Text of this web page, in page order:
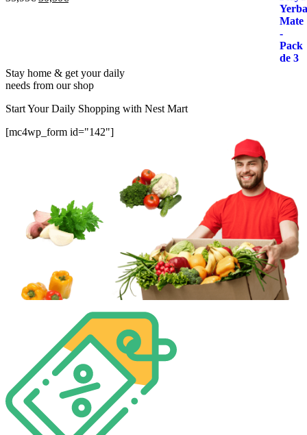
Stay home & get your daily
needs from our shop
Start Your Daily Shopping with Nest Mart
[mc4wp_form id="142"]